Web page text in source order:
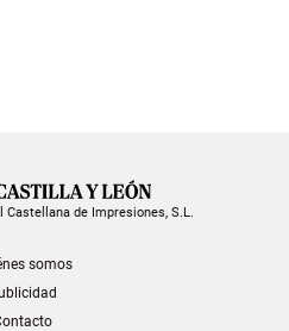
de Impresiones, S.L.
somos